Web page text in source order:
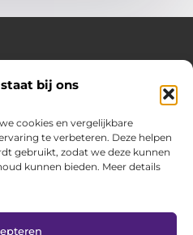
bij ons
cookies en vergelijkbare
te verbeteren. Deze helpen
gebruikt, zodat we deze kunnen
kunnen bieden. Meer details
en inspirerende artikelen
aanbod aan blogs en
dag te halen – van nuttige
voor in het dagelijks leven.